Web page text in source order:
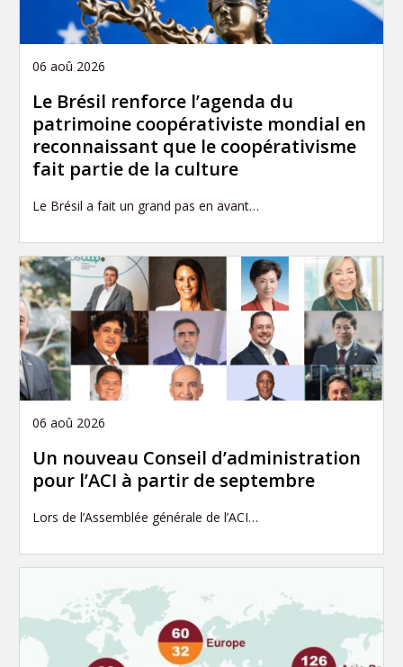
06 aoû 2026
Le Brésil renforce l’agenda du
patrimoine coopérativiste mondial en
reconnaissant que le coopérativisme
fait partie de la culture
Le Brésil a fait un grand pas en avant…
06 aoû 2026
Un nouveau Conseil d’administration
pour l’ACI à partir de septembre
Lors de l’Assemblée générale de l’ACI…